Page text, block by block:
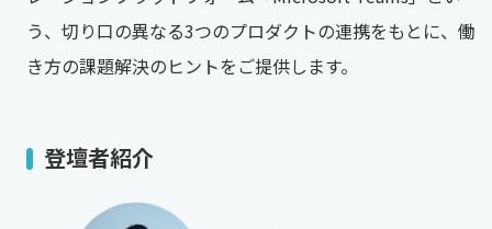
う、切り口の異なる3つのプロダクトの連携をもとに、働
き方の課題解決のヒントをご提供します。
登壇者紹介